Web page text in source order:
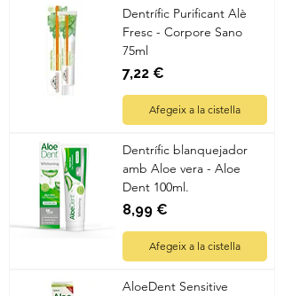
Dentrífic Purificant Alè
Fresc - Corpore Sano
75ml
Preu
7,22 €
Afegeix a la cistella
Dentrífic blanquejador
amb Aloe vera - Aloe
Dent 100ml.
Preu
8,99 €
Afegeix a la cistella
AloeDent Sensitive